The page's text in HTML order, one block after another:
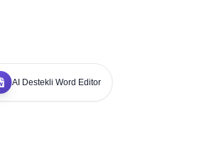
AI Destekli Word Editor